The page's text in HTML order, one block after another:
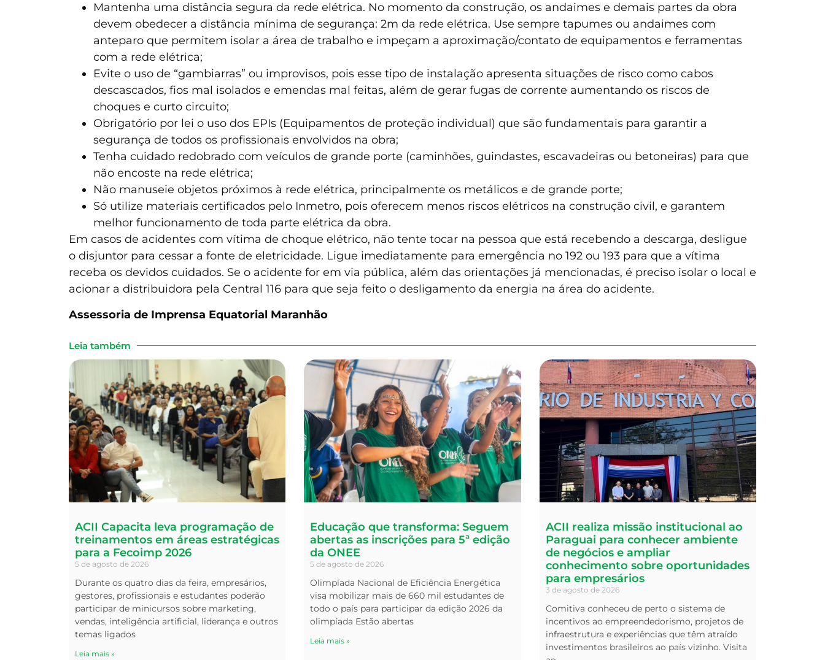
Mantenha uma distância segura da rede elétrica. No momento da construção, os andaimes e demais partes da obra
devem obedecer a distância mínima de segurança: 2m da rede elétrica. Use sempre tapumes ou andaimes com
anteparo que permitem isolar a área de trabalho e impeçam a aproximação/contato de equipamentos e ferramentas
com a rede elétrica;
Evite o uso de “gambiarras” ou improvisos, pois esse tipo de instalação apresenta situações de risco como cabos
descascados, fios mal isolados e emendas mal feitas, além de gerar fugas de corrente aumentando os riscos de
choques e curto circuito;
Obrigatório por lei o uso dos EPIs (Equipamentos de proteção individual) que são fundamentais para garantir a
segurança de todos os profissionais envolvidos na obra;
Tenha cuidado redobrado com veículos de grande porte (caminhões, guindastes, escavadeiras ou betoneiras) para que
não encoste na rede elétrica;
Não manuseie objetos próximos à rede elétrica, principalmente os metálicos e de grande porte;
Só utilize materiais certificados pelo Inmetro, pois oferecem menos riscos elétricos na construção civil, e garantem
melhor funcionamento de toda parte elétrica da obra.
Em casos de acidentes com vítima de choque elétrico, não tente tocar na pessoa que está recebendo a descarga, desligue
o disjuntor para cessar a fonte de eletricidade. Ligue imediatamente para emergência no 192 ou 193 para que a vítima
receba os devidos cuidados. Se o acidente for em via pública, além das orientações já mencionadas, é preciso isolar o local e
acionar a distribuidora pela Central 116 para que seja feito o desligamento da energia na área do acidente.
Assessoria de Imprensa Equatorial Maranhão
Leia também
ACII Capacita leva programação de
treinamentos em áreas estratégicas
para a Fecoimp 2026
5 de agosto de 2026
Durante os quatro dias da feira, empresários,
gestores, profissionais e estudantes poderão
participar de minicursos sobre marketing,
vendas, inteligência artificial, liderança e outros
temas ligados
Leia mais »
Educação que transforma: Seguem
abertas as inscrições para 5ª edição
da ONEE
5 de agosto de 2026
Olimpíada Nacional de Eficiência Energética
visa mobilizar mais de 660 mil estudantes de
todo o país para participar da edição 2026 da
olimpíada Estão abertas
Leia mais »
ACII realiza missão institucional ao
Paraguai para conhecer ambiente
de negócios e ampliar
conhecimento sobre oportunidades
para empresários
3 de agosto de 2026
Comitiva conheceu de perto o sistema de
incentivos ao empreendedorismo, projetos de
infraestrutura e experiências que têm atraído
investimentos brasileiros ao país vizinho. Visita